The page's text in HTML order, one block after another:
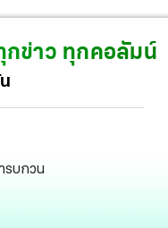
กข่าว ทุกคอลัมน์
รบกวน